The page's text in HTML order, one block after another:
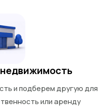
и подберем другую для
или аренду